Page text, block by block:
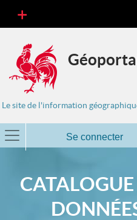
Le site de l'information
Se connecter
CATALOGUE